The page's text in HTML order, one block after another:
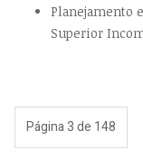
Planejamento
Superior
Página 3 de 148